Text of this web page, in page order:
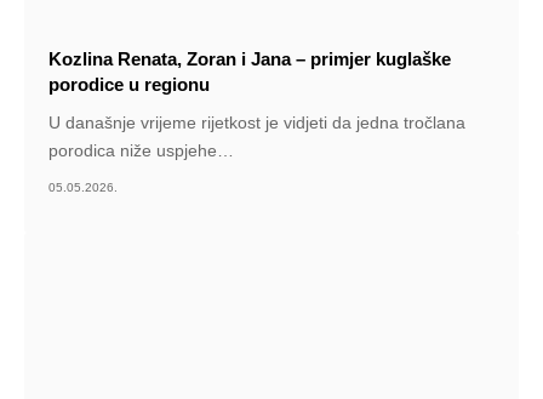
Kozlina Renata, Zoran i Jana – primjer kuglaške
porodice u regionu
U današnje vrijeme rijetkost je vidjeti da jedna tročlana
porodica niže uspjehe…
05.05.2026.